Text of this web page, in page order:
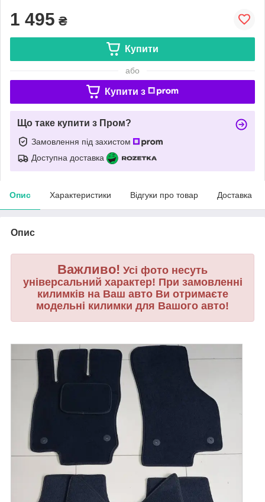
1 495 ₴
Купити
або
Купити з
Що таке купити з Пром?
Замовлення під захистом
Доступна доставка
Опис Характеристики Відгуки про товар Доставка
Опис
Важливо! Усі фото несуть
універсальний характер! При замовленні
килимків на Ваш авто Ви отримаєте
модельні килимки для Вашого авто!